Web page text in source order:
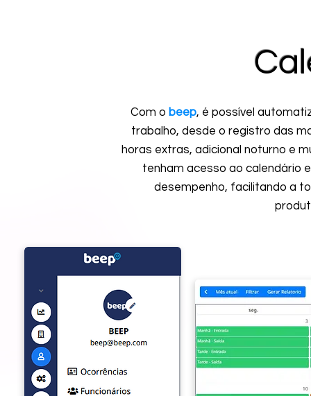
Com o beep, é possível
trabalho, desde o registro das
horas extras, adicional noturno e
tenham acesso ao calendário
desempenho, facilitando a